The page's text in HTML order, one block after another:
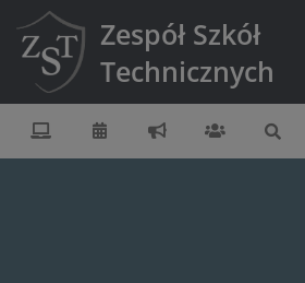
Zespół Szkół
Technicznych